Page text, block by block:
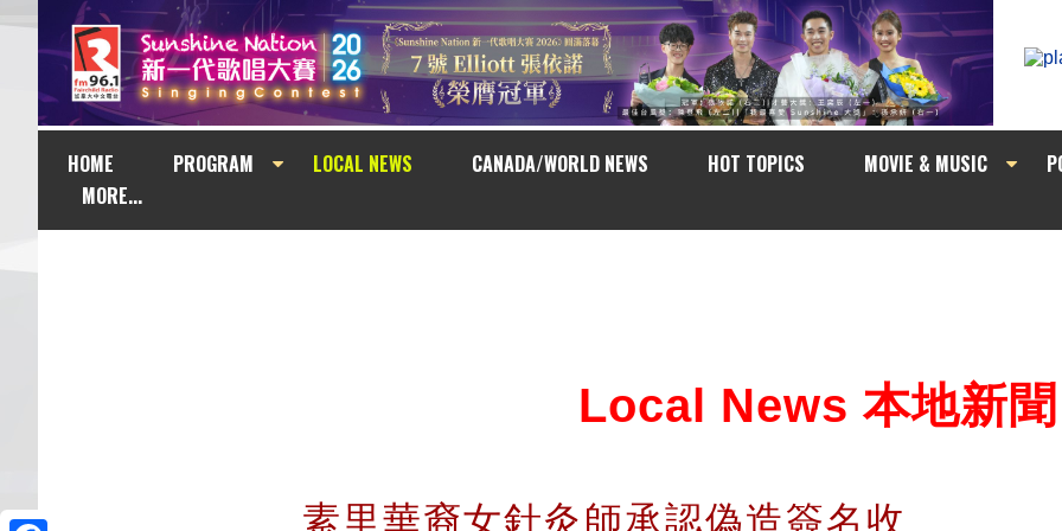
HOME PROGRAM LOCAL NEWS CANADA/WORLD NEWS HOT TOPICS MOVIE & MUSIC
MORE...
Local News 本地新聞
素里華裔女針灸師承認偽造簽名收